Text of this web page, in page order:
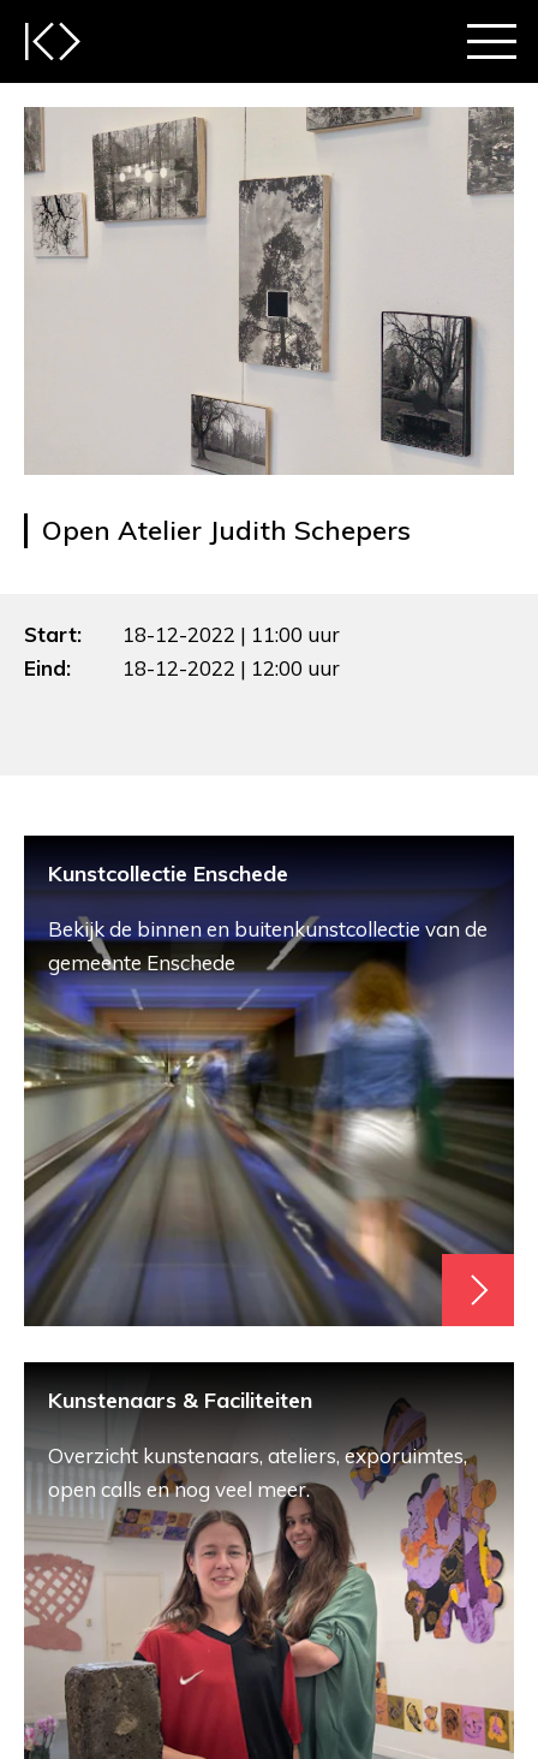
Open Atelier Judith Schepers
Start:
18-12-2022 | 11:00 uur
Eind:
18-12-2022 | 12:00 uur
Kunstcollectie Enschede
Bekijk de binnen en buitenkunstcollectie van de
gemeente Enschede
Kunstenaars & Faciliteiten
Overzicht kunstenaars, ateliers, exporuimtes,
open calls en nog veel meer.